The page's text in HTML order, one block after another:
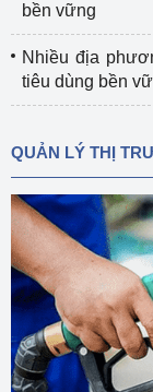
bền vững
Nhiều địa
tiêu dùng bền
QUẢN LÝ THỊ